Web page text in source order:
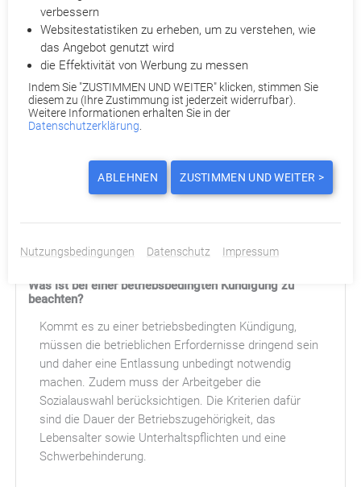
Kündigung?
Es gelten die gesetzlichen Kündigungsfristen, wenn
im Arbeits- oder Tarifvertrag keine anderen Fristen
festgehalten sind. Grundsätzlich beträgt die
gesetzlicheKündigungsfrist vier Wochen zum 15.
eines Monats oder zum Monatsende. Dies gilt für
Mitarbeiter, die länger als sechs Monate angestellt
Arbeitgebers wird die Dauer der Beschäftigung
berücksichtigt. Je länger der Betroffene angestellt ist,
Was ist bei einer betriebsbedingten Kündigung zu
beachten?
Kommt es zu einer betriebsbedingten Kündigung,
müssen die betrieblichen Erfordernisse dringend sein
und daher eine Entlassung unbedingt notwendig
machen. Zudem muss der Arbeitgeber die
Sozialauswahl berücksichtigen. Die Kriterien dafür
sind die Dauer der Betriebszugehörigkeit, das
Lebensalter sowie Unterhaltspflichten und eine
Schwerbehinderung.
verbessern
Websitestatistiken zu erheben, um zu verstehen, wie
das Angebot genutzt wird
die Effektivität von Werbung zu messen
Indem Sie "ZUSTIMMEN UND WEITER" klicken, stimmen Sie
diesem zu (Ihre Zustimmung ist jederzeit widerrufbar).
Weitere Informationen erhalten Sie in der
Datenschutzerklärung
ABLEHNEN ZUSTIMMEN UND WEITER >
Nutzungsbedingungen Datenschutz Impressum